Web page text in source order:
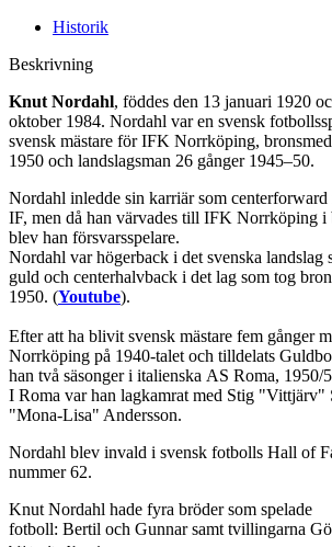
Historik
Beskrivning
Knut Nordahl, föddes den 13 januari 1920
oktober 1984. Nordahl var en svensk
svensk mästare för IFK Norrköping,
1950 och landslagsman 26 gånger 1945–50.
Nordahl inledde sin karriär som
IF, men då han värvades till IFK Norrköping i
blev han försvarsspelare.
Nordahl var högerback i det svenska landslag
guld och centerhalvback i det lag som tog
1950. (Youtube).
Efter att ha blivit svensk mästare fem gånger
Norrköping på 1940-talet och tilldelats
han två säsonger i italienska AS Roma, 1950/
I Roma var han lagkamrat med Stig "Vittjärv"
"Mona-Lisa" Andersson.
Nordahl blev invald i svensk fotbolls Hall of
nummer 62.
Knut Nordahl hade fyra bröder som spelade
fotboll: Bertil och Gunnar samt tvillingarna